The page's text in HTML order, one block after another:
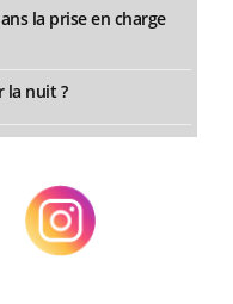
la prise en charge
la nuit ?